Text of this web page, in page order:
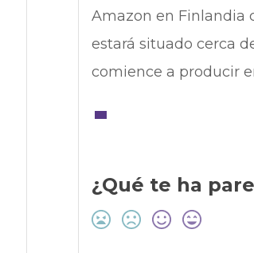
Amazon en Finlandia
estará situado cerca
comience a producir
¿Qué te ha